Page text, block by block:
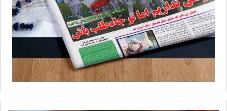
با فوتبالز همراه شوید◾️فوتبالز را در اینستاگرام دنبال
کنید◾️
footballs.women@
تیم ملی فوتبال روزنامه فوتبالز فدراسیون فوتبال
فوتبال بانوان
فوتبال زنان مریم جهان نجاتی